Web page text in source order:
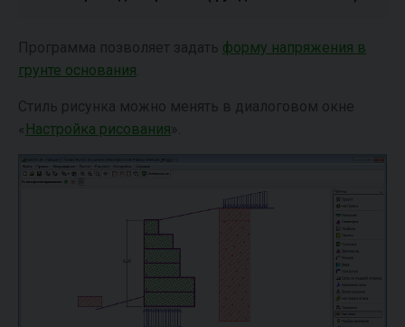
Программа позволяет задать форму напряжения в
грунте основания
Стиль рисунка можно менять в диалоговом окне
« Настройка рисования».